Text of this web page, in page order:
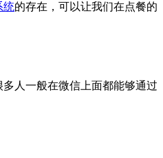
统的存在，可以让我们在点餐的
人一般在微信上面都能够通过